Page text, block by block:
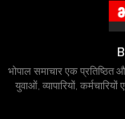
भोपाल समाचार एक प्रतिष्ठित
युवाओं, व्यापारियों,